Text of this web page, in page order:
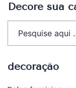
Decore sua
decoração